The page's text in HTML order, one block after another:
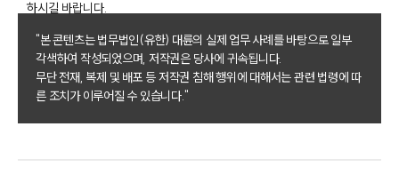
업무
전체
이혼 양육비계산기
상간자위자료계산기
구성원 소개
하시길 바랍니다.
"본 콘텐츠는 법무법인(유한) 대륜의 실제 업무 사례를 바탕으로 일부
각색하여 작성되었으며, 저작권은 당사에 귀속됩니다.
무단 전재, 복제 및 배포 등 저작권 침해 행위에 대해서는 관련 법령에 따
른 조치가 이루어질 수 있습니다."